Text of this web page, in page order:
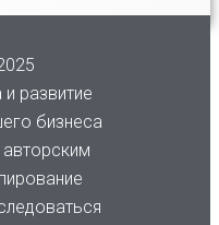
развитие
бизнеса